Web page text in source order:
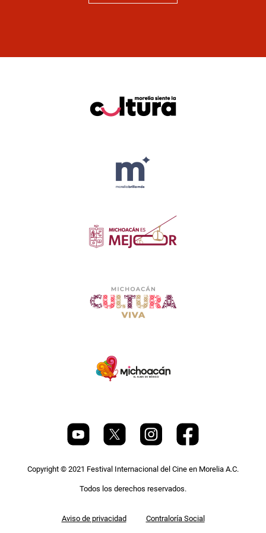
Copyright © 2021 Festival Internacional del Cine en Morelia A.C.
Todos los derechos reservados.
Aviso de privacidad Contraloría Social